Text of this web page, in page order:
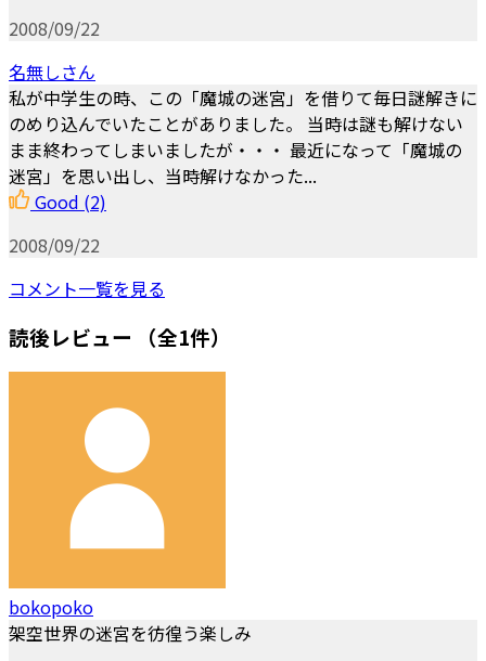
2008/09/22
名無しさん
私が中学生の時、この「魔城の迷宮」を借りて毎日謎解きに
のめり込んでいたことがありました。 当時は謎も解けない
まま終わってしまいましたが・・・ 最近になって「魔城の
迷宮」を思い出し、当時解けなかった...
Good (2)
2008/09/22
コメント一覧を見る
読後レビュー （全1件）
bokopoko
架空世界の迷宮を彷徨う楽しみ